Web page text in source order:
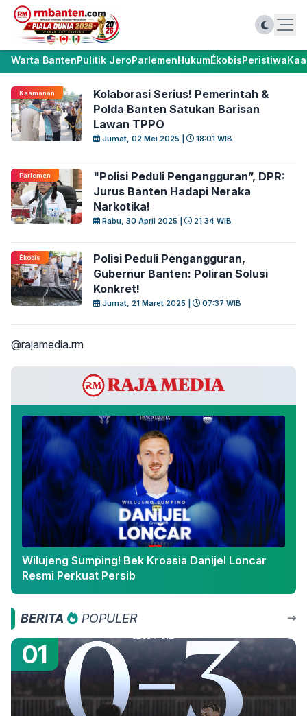
Warta BantenPulitik JeroParlemenHukumÉkobisPeristiwa
Kaamanan
Kolaborasi Serius! Pemerintah &
Polda Banten Satukan Barisan
Lawan TPPO
Jumat, 02 Mei 2025 | 18:01 WIB
Parlemen
"Polisi Peduli Pengangguran”, DPR:
Jurus Banten Hadapi Neraka
Narkotika!
Rabu, 30 April 2025 | 21:34 WIB
Ékobis
Polisi Peduli Pengangguran,
Gubernur Banten: Poliran Solusi
Konkret!
Jumat, 21 Maret 2025 | 07:37 WIB
@rajamedia.rm
Wilujeng Sumping! Bek Kroasia Danijel Loncar
Resmi Perkuat Persib
BERITA POPULER
01